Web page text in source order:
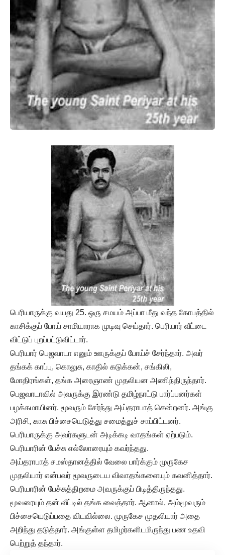
பெரியாருக்கு வயது 25. ஒரு சமயம் அப்பா மீது வந்த கோபத்தில்
காசிக்குப் போய் சாமியாராக முடிவு செய்தார். பெரியார் வீட்டை
விட்டுப் புறப்பட்டுவிட்டார்.
பெரியார் பெஜவாடா எனும் ஊருக்குப் போய்ச் சேர்ந்தார். அவர்
தங்கக் காப்பு, கொலுசு, காதில் கடுக்கன், சங்கிலி,
மோதிரங்கள், தங்க அரைஞாண் முதலியன அணிந்திருந்தார்.
பெஜவாடாவில் அவருக்கு இரண்டு தமிழ்நாட்டு பார்ப்பனர்கள்
பழக்கமாயினர். மூவரும் சேர்ந்து அய்தராபாத் சென்றனர். அங்கு
அரிசி, காசு பிச்சையெடுத்து சமைத்துச் சாப்பிட்டனர்.
பெரியாருக்கு அவர்களுடன் அடிக்கடி வாதங்கள் ஏற்படும்.
பெரியாரின் பேச்சு எல்லோரையும் கவர்ந்தது.
அய்தராபாத் சமஸ்தானத்தில் வேலை பார்க்கும் முருகேச
முதலியார் என்பவர் மூவருடைய விவாதங்களையும் கவனித்தார்.
பெரியாரின் பேச்சுத்திறமை அவருக்குப் பிடித்திருந்தது.
மூவரையும் தன் வீட்டில் தங்க வைத்தார். ஆனால், அம்மூவரும்
பிச்சையெடுப்பதை விடவில்லை. முருகேச முதலியார் அதை
அறிந்து தடுத்தார். அங்குள்ள தமிழர்களிடமிருந்து பண உதவி
பெற்றுத் தந்தார்.